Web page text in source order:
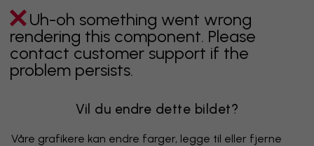
Uh-oh something went wrong
rendering this component. Please
contact customer support if the
problem persists.
Vil du endre dette bildet?
Våre grafikere kan endre farger, legge til eller fjerne